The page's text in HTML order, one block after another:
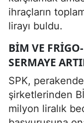
ihraçların
lirayı buldu.
BİM VE
SERMAYE
SPK,
şirketlerinden
milyon liralık